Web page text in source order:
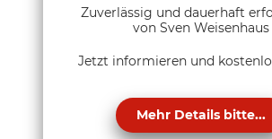
Zuverlässig und dauerhaft
von Sven Weisenhaus
Jetzt informieren und
Mehr Details bitte...